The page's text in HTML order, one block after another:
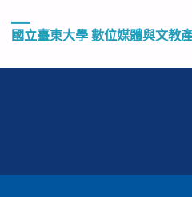
國立臺東大學 數位媒體與文教